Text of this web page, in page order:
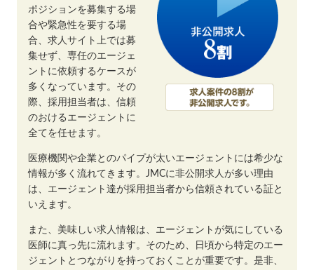
ポジションを募集する場
合や緊急性を要する場
合、求人サイト上では募
集せず、専任のエージェ
ントに依頼するケースが
多くなっています。その
際、採用担当者は、信頼
のおけるエージェントに
全てを任せます。
医療機関や企業とのパイプが太いエージェントには希少な
情報が多く流れてきます。JMCに非公開求人が多い理由
は、エージェント達が採用担当者から信頼されている証と
いえます。
また、美味しい求人情報は、エージェントが気にしている
医師に真っ先に流れます。そのため、日頃から特定のエー
ジェントとつながりを持っておくことが重要です。是非、